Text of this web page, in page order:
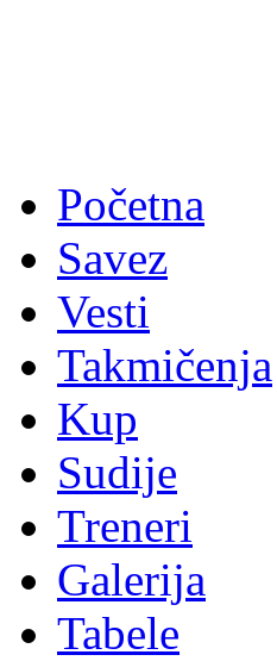
Početna
Savez
Vesti
Takmičenja
Kup
Sudije
Treneri
Galerija
Tabele